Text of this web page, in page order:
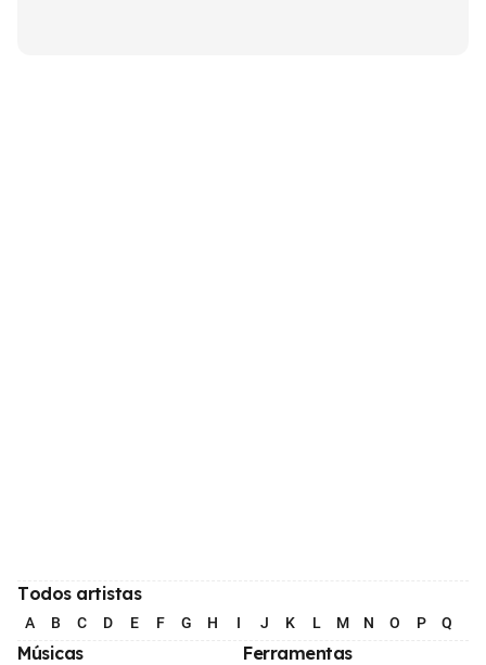
Todos artistas
A B C D E F G H I J K L M N O P Q
Músicas Ferramentas